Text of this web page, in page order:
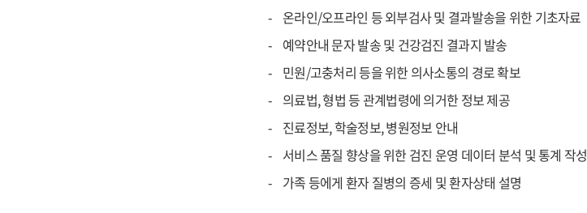
온라인/오프라인 등 외부검사 및 결과발송을 위한 기초자료
예약안내 문자 발송 및 건강검진 결과지 발송
민원/고충처리 등을 위한 의사소통의 경로 확보
의료법, 형법 등 관계법령에 의거한 정보 제공
진료정보, 학술정보, 병원정보 안내
서비스 품질 향상을 위한 검진 운영 데이터 분석 및 통계 작성
가족 등에게 환자 질병의 증세 및 환자상태 설명